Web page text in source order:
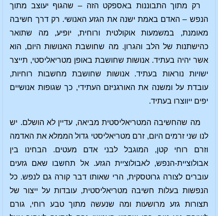
רק מתוך התבוננות באספקט הזה – שהגוף יעוצב מתוך
הנפש – האדם באמת ישנה את הגזע האנושי. רק דרך חשיבה
מאומנת, במשמעות אוקולטית ורוחית, יופיע, מה שתואר
כהישתנות של הלב והגרון. מה שחושבת האנושות היום, הוא
אשר יהיה בעתיד. אנושות שחושבת באופן מטריאליסטי, תייצר
ישויות נוראות בעתיד. אנושות שחושבת מחשבות רוחיות,
עובדת על ומשנה את האורגניזם העתידי, כך שגופות אנושיים
יפים ייווצרו בעתיד.
מה שהחשיבה המטריאליסטית מביאה, עדיין לא הושלם. יש
לנו שני זרמים היום, זרם מטריאליסטי גדול הממלא את האדמה
וזרם רוחי קטן, המוגבל לבני אדם מעטים. הבחינו בין
אבולוציית-הנפש, לאבולוציית הגזע. אל תחשבו שאם גזעים
עוברים לצורה גרוטסקית, הרי שאותו דבר קורה גם לנפש. כל
הנפשות בעלות חשיבה מטריאליסטית, עובדות על ייצור של
תצורות גזע מרושעות ומה שנעשה מתוך טבע רוחי, גורם